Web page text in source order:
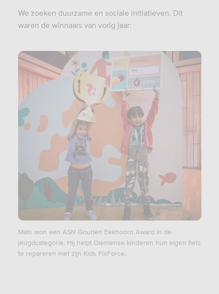
We zoeken duurzame en sociale initiatieven. Dit
waren de winnaars van vorig jaar:
Mats won een ASN Gouden Eekhoorn Award in de
jeugdcategorie. Hij helpt Diemense kinderen hun eigen fiets
te repareren met zijn Kids FixForce.